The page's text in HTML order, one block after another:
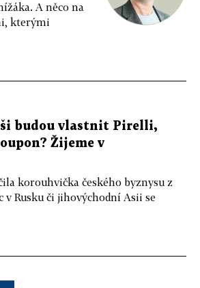
A něco na
kterými
budou vlastnit Pirelli,
Žijeme v
korouhvička českého byznysu z
v Rusku či jihovýchodní Asii se